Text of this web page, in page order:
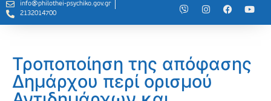
info@philothei-psychiko.gov.gr
2132014700
Τροποποίηση της απόφασης
Δημάρχου περί ορισμού